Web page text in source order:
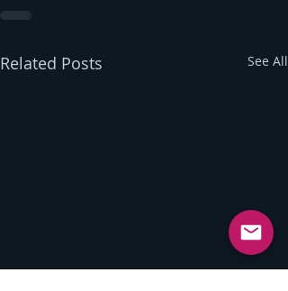
Related Posts See All